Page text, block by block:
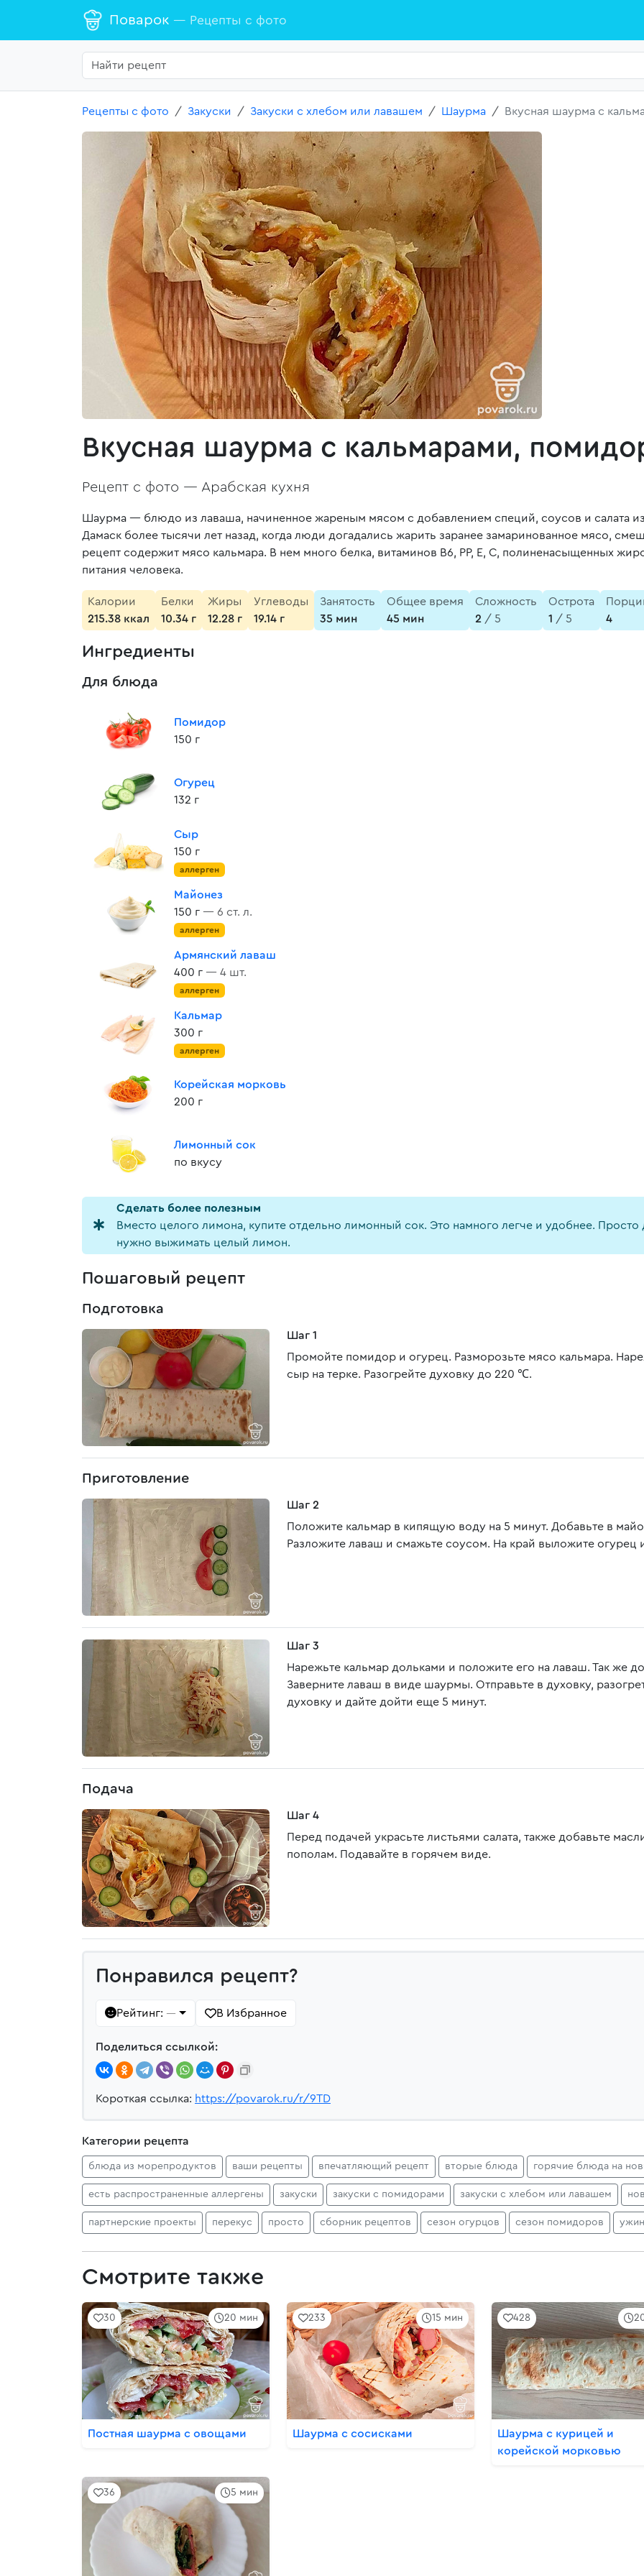
Поварок — Рецепты с фото
Рецепты с фото Закуски Закуски с хлебом или лавашем Шаурма Вкусная шаурма с
Вкусная шаурма с кальмарами,
Рецепт с фото — Арабская кухня
Шаурма — блюдо из лаваша, начиненное жареным мясом с добавлением специй, соусов и салата
Дамаск более тысячи лет назад, когда люди догадались жарить заранее замаринованное мясо,
рецепт содержит мясо кальмара. В нем много белка, витаминов B6, PP, E, C, полиненасыщенных
питания человека.
Калории
215.38 ккал
Белки
10.34 г
Жиры
12.28 г
Углеводы
19.14 г
Занятость
35 мин
Общее время
45 мин
Сложность
2 / 5
Острота
1 / 5
4
Ингредиенты
Для блюда
Помидор
150 г
Огурец
132 г
Сыр
150 г
аллерген
Майонез
150 г — 6 ст. л.
аллерген
Армянский лаваш
400 г — 4 шт.
аллерген
Кальмар
300 г
аллерген
Корейская морковь
200 г
Лимонный сок
по вкусу
Cделать более полезным
Вместо целого лимона, купите отдельно лимонный сок. Это намного легче и удобнее.
нужно выжимать целый лимон.
Пошаговый рецепт
Подготовка
Шаг 1
Промойте помидор и огурец. Разморозьте мясо кальмара.
сыр на терке. Разогрейте духовку до 220 ℃.
Приготовление
Шаг 2
Положите кальмар в кипящую воду на 5 минут. Добавьте в
Разложите лаваш и смажьте соусом. На край выложите огурец
Шаг 3
Нарежьте кальмар дольками и положите его на лаваш. Так же
Заверните лаваш в виде шаурмы. Отправьте в духовку,
духовку и дайте дойти еще 5 минут.
Подача
Шаг 4
Перед подачей украсьте листьями салата, также добавьте
пополам. Подавайте в горячем виде.
Понравился рецепт?
Рейтинг: — В Избранное
Поделиться ссылкой:
Короткая ссылка: https://povarok.ru/r/9TD
Категории рецепта
блюда из морепродуктов ваши рецепты впечатляющий рецепт вторые блюда горячие блюда на
есть распространенные аллергены закуски закуски с помидорами закуски с хлебом или лавашем
партнерские проекты перекус просто сборник рецептов сезон огурцов сезон помидоров ужин
Смотрите также
20 мин
30
Постная шаурма с овощами
15 мин
233
Шаурма с сосисками
428
Шаурма с курицей и
корейской морковью
5 мин
36